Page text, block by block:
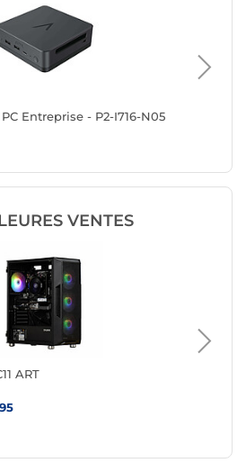
Entreprise - P2-I716-N05
VENTES
ART